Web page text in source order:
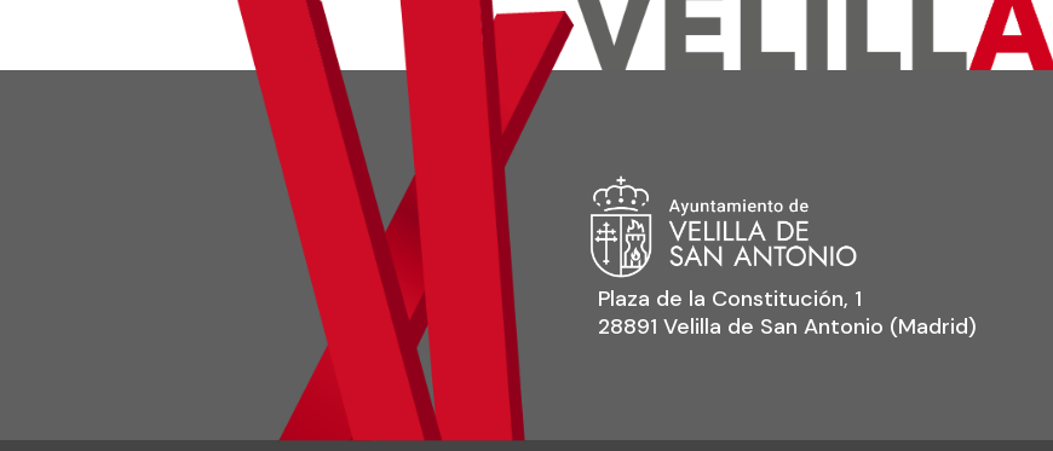
Plaza de la Constitución, 1
28891 Velilla de San Antonio (Madrid)